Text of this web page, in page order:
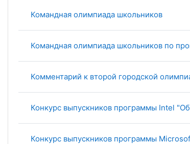
Командная олимпиада школьников
Командная олимпиада школьников по
Комментарий к второй городской
Конкурс выпускников программы Intel
Конкурс выпускников программы